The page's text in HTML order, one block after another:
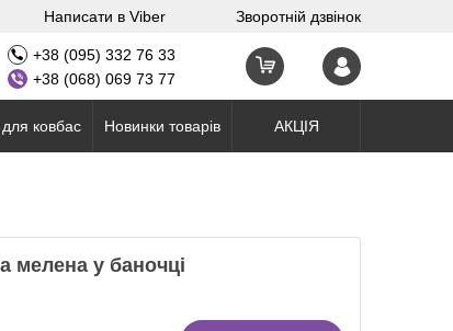
Написати в Viber Зворотній дзвінок
+38 (095) 332 76 33
+38 (068) 069 73 77
ковбас Новинки товарів АКЦІЯ
мелена у баночці